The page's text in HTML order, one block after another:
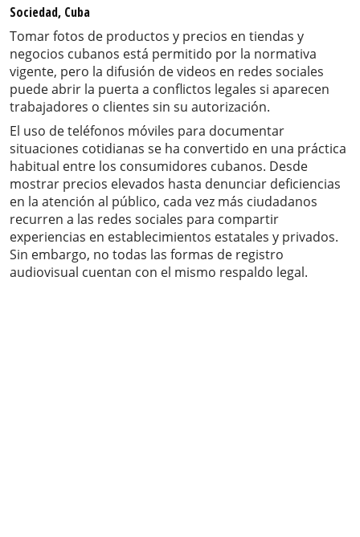
Sociedad, Cuba
Tomar fotos de productos y precios en tiendas y
negocios cubanos está permitido por la normativa
vigente, pero la difusión de videos en redes sociales
puede abrir la puerta a conflictos legales si aparecen
trabajadores o clientes sin su autorización.
El uso de teléfonos móviles para documentar
situaciones cotidianas se ha convertido en una práctica
habitual entre los consumidores cubanos. Desde
mostrar precios elevados hasta denunciar deficiencias
en la atención al público, cada vez más ciudadanos
recurren a las redes sociales para compartir
experiencias en establecimientos estatales y privados.
Sin embargo, no todas las formas de registro
audiovisual cuentan con el mismo respaldo legal.